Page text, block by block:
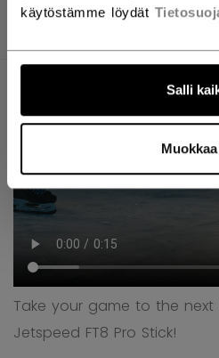
käytöstämme löydät
Salli
Muokkaa
TUOTEKUVAT KUVAUS
Take your game to the
Jetspeed FT8 Pro Stick!